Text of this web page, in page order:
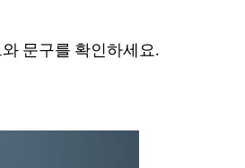
문구를 확인하세요.